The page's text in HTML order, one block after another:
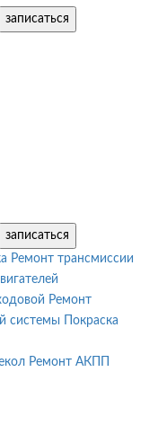
записаться
записаться
Ремонт трансмиссии
Ремонт
системы
Покраска
Ремонт АКПП